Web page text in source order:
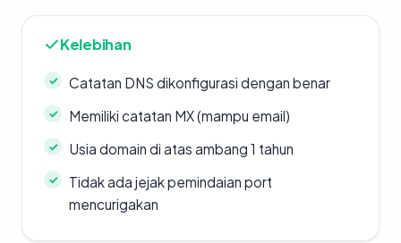
Kelebihan
Catatan DNS dikonfigurasi dengan benar
Memiliki catatan MX (mampu email)
Usia domain di atas ambang 1 tahun
Tidak ada jejak pemindaian port
mencurigakan